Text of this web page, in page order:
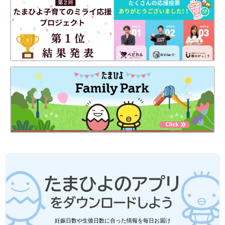
よっし「子どもが自分でお片付けして欲しいと思い、おもちゃケ
ースとして使っています。中身が見えているのですぐ取り出せ
て、あれこれ出さず散らかりにくいです」
【第２位】衣類圧縮バッグ
妊娠日数や生後日数に合った情報を毎日お届け